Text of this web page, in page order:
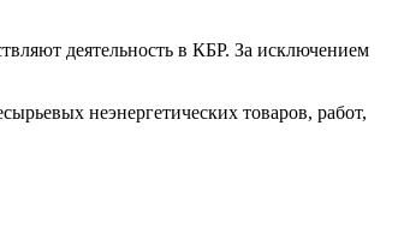
деятельность в КБР. За исключением
неэнергетических товаров, работ,